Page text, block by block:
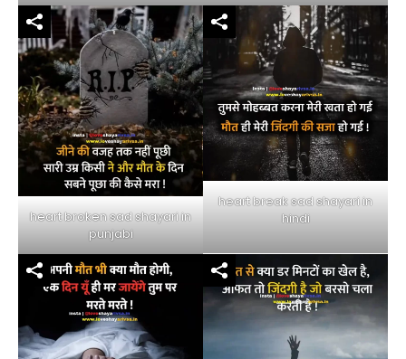
heart broken sad shayari in
punjabi
heart break sad shayari in
hindi